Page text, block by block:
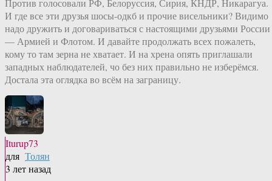
Против голосовали РФ, Белоруссия, Сирия, КНДР, Никарагуа.
И где все эти друзья шосы-одкб и прочие висельники? Видимо
надо дружить и договариваться с настоящими друзьями России
— Армией и Флотом. И давайте продолжать всех пожалеть,
кому то там зерна не хватает. И на хрена опять приглашали
западных наблюдателей, чо без них правильно не изберёмся.
Достала эта оглядка во всём на заграницу.
Iturup73
для Толян
3 лет назад